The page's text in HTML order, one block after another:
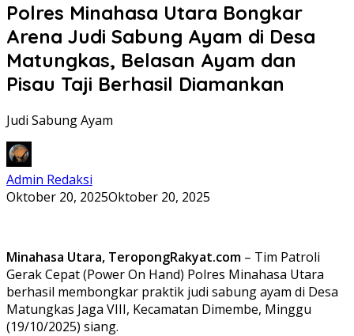
Polres Minahasa Utara Bongkar
Arena Judi Sabung Ayam di Desa
Matungkas, Belasan Ayam dan
Pisau Taji Berhasil Diamankan
Judi Sabung Ayam
Admin Redaksi
Oktober 20, 2025Oktober 20, 2025
Minahasa Utara, TeropongRakyat.com – Tim Patroli
Gerak Cepat (Power On Hand) Polres Minahasa Utara
berhasil membongkar praktik judi sabung ayam di Desa
Matungkas Jaga VIII, Kecamatan Dimembe, Minggu
(19/10/2025) siang.